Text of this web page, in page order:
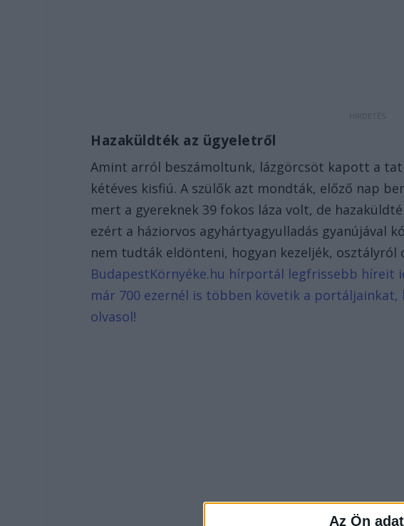
Az Ön
Hazaküldték az ügyeletről
Amint arról beszámoltunk, lázgörcsöt kapott a
kétéves kisfiú. A szülők azt mondták, előző nap
mert a gyereknek 39 fokos láza volt, de
ezért a háziorvos agyhártyagyulladás gyanújával
nem tudták eldönteni, hogyan kezeljék,
BudapestKörnyéke.hu hírportál legfrissebb híreit
már 700 ezernél is többen követik a
olvasol!